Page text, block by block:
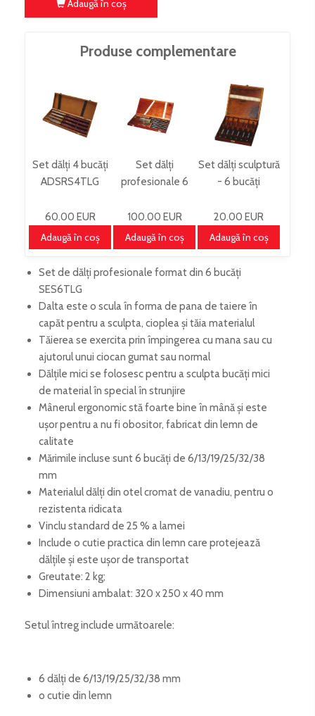
Adaugă în coş
Produse complementare
Set dălți 4 bucăți
ADSRS4TLG
60.00 EUR
Adaugă în coş
Set dălți
profesionale 6
HSS
100.00 EUR
Adaugă în coş
Set dălți sculptură
- 6 bucăți
20.00 EUR
Adaugă în coş
Set de dălți profesionale format din 6 bucăți
SES6TLG
Dalta este o scula în forma de pana de taiere în
capăt pentru a sculpta, cioplea și tăia materialul
Tăierea se exercita prin împingerea cu mana sau cu
ajutorul unui ciocan gumat sau normal
Dălțile mici se folosesc pentru a sculpta bucăți mici
de material în special în strunjire
Mânerul ergonomic stă foarte bine în mână și este
ușor pentru a nu fi obositor, fabricat din lemn de
calitate
Mărimile incluse sunt 6 bucăți de 6/13/19/25/32/38
mm
Materialul dălți din otel cromat de vanadiu, pentru o
rezistenta ridicata
Vinclu standard de 25 % a lamei
Include o cutie practica din lemn care protejează
dălțile și este ușor de transportat
Greutate: 2 kg;
Dimensiuni ambalat: 320 x 250 x 40 mm
Setul întreg include următoarele:
6 dălți de 6/13/19/25/32/38 mm
o cutie din lemn